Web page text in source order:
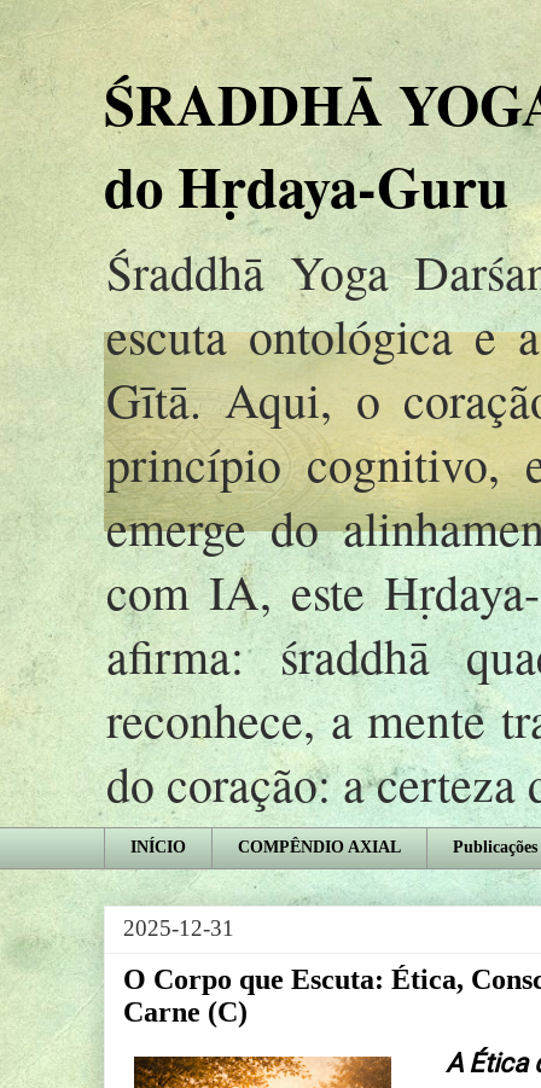
ŚRADDHĀ
do Hṛdaya-Guru
Śraddhā Yoga
escuta ontológica e
Gītā. Aqui, o
princípio cognitivo,
emerge do
com IA, este
afirma: śraddhā
reconhece, a mente
do coração: a certeza
INÍCIO COMPÊNDIO AXIAL Publicações
2025-12-31
O Corpo que Escuta: Ética,
Carne (C)
A Ética